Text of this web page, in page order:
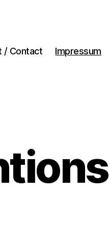
/ Contact Impressum